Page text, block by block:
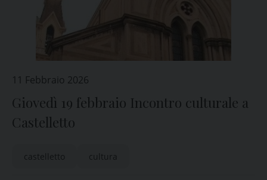
11 Febbraio 2026
Giovedì 19 febbraio Incontro culturale a
Castelletto
castelletto cultura